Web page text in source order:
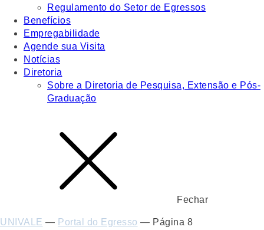
Regulamento do Setor de Egressos
Benefícios
Empregabilidade
Agende sua Visita
Notícias
Diretoria
Sobre a Diretoria de Pesquisa, Extensão e Pós-
Graduação
Fechar
UNIVALE — Portal do Egresso — Página 8